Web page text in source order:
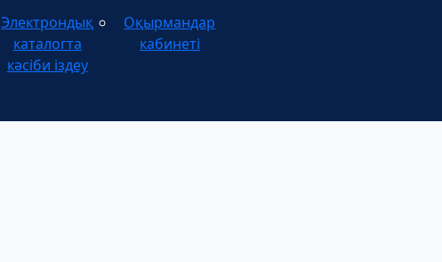
Электрондық
каталогта
кәсіби іздеу
Оқырмандар
кабинеті